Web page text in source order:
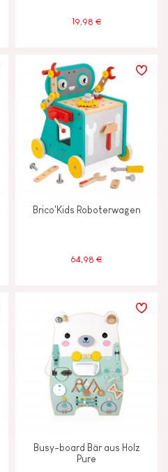
19,98 €
Brico'Kids Roboterwagen
64,98 €
Busy-board Bär aus Holz
Pure